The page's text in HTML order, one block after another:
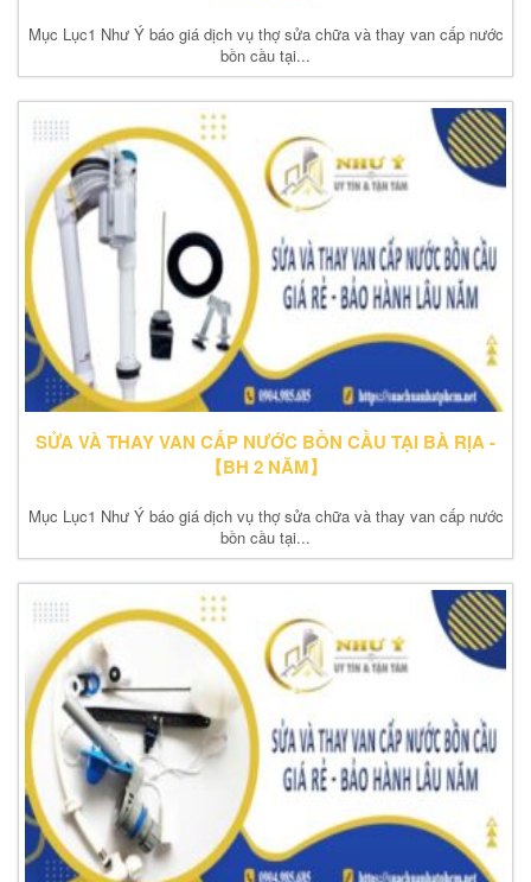
Mục Lục1 Như Ý báo giá dịch vụ thợ sửa chữa và thay van cấp nước
bồn cầu tại...
SỬA VÀ THAY VAN CẤP NƯỚC BỒN CẦU TẠI BÀ RỊA -
【BH 2 NĂM】
Mục Lục1 Như Ý báo giá dịch vụ thợ sửa chữa và thay van cấp nước
bồn cầu tại...